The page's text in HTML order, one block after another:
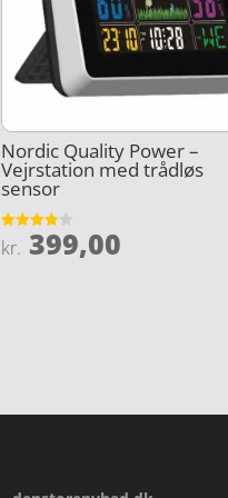
Nordic Quality Power –
Vejrstation med trådløs
sensor
Vurderet
3.8
kr. 399,00